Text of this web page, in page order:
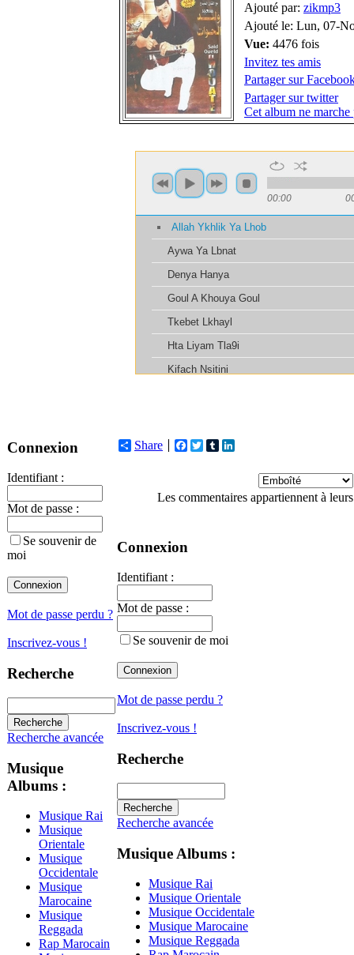
Connexion
Identifiant :
Mot de passe :
Se souvenir de
moi
Mot de passe perdu ?
Inscrivez-vous !
Recherche
Recherche avancée
Musique
Albums :
Musique Rai
Musique
Orientale
Musique
Occidentale
Musique
Marocaine
Musique
Reggada
Rap Marocain
Ajouté par: zikmp3
Ajouté le: Lun, 07-
Vue: 4476 fois
Invitez tes amis
Partager sur
Partager sur twitter
Cet album ne marche
Share Facebook
TwitterTumblr
Les commentaires appartiennent à
Connexion
Identifiant :
Mot de passe :
Se souvenir de moi
Mot de passe perdu ?
Inscrivez-vous !
Recherche
Recherche avancée
Musique Albums :
Musique Rai
Musique Orientale
Musique Occidentale
Musique Marocaine
Musique Reggada